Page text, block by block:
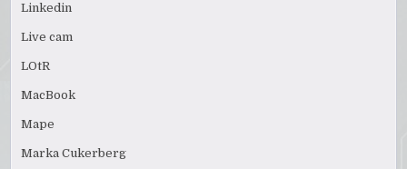
Linkedin
Live cam
LOtR
MacBook
Mape
Marka Cukerberg